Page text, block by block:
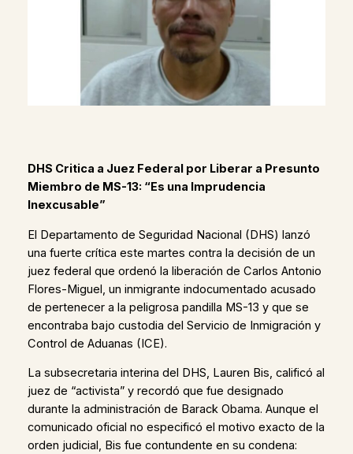
DHS Critica a Juez Federal por Liberar a Presunto
Miembro de MS-13: “Es una Imprudencia
Inexcusable”
El Departamento de Seguridad Nacional (DHS) lanzó
una fuerte crítica este martes contra la decisión de un
juez federal que ordenó la liberación de Carlos Antonio
Flores-Miguel, un inmigrante indocumentado acusado
de pertenecer a la peligrosa pandilla MS-13 y que se
encontraba bajo custodia del Servicio de Inmigración y
Control de Aduanas (ICE).
La subsecretaria interina del DHS, Lauren Bis, calificó al
juez de “activista” y recordó que fue designado
durante la administración de Barack Obama. Aunque el
comunicado oficial no especificó el motivo exacto de la
orden judicial, Bis fue contundente en su condena: